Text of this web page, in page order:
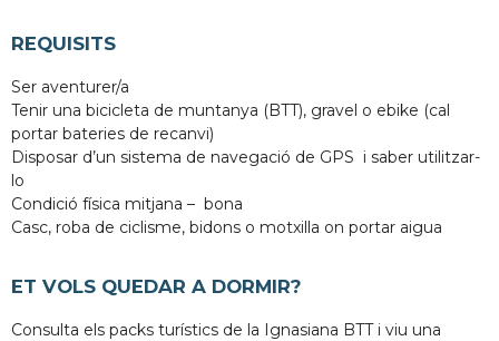
REQUISITS
Ser aventurer/a
Tenir una bicicleta de muntanya (BTT), gravel o ebike (cal
portar bateries de recanvi)
Disposar d’un sistema de navegació de GPS i saber utilitzar-
lo
Condició física mitjana – bona
Casc, roba de ciclisme, bidons o motxilla on portar aigua
ET VOLS QUEDAR A DORMIR?
Consulta els packs turístics de la Ignasiana BTT i viu una